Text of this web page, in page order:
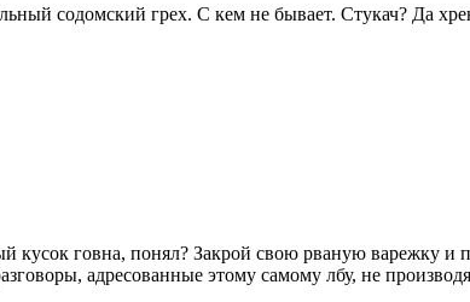
содомский грех. С кем не бывает. Стукач? Да
кусок говна, понял? Закрой свою рваную варежку и
адресованные этому самому лбу, не